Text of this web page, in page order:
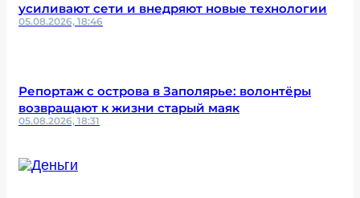
усиливают сети и внедряют новые технологии
05.08.2026, 18:46
Репортаж с острова в Заполярье: волонтёры
возвращают к жизни старый маяк
05.08.2026, 18:31